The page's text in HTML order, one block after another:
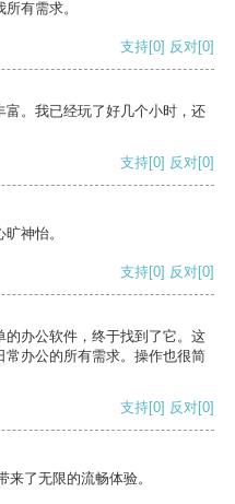
有需求。
支持[0] 反对[0]
。我已经玩了好几个小时，还
支持[0] 反对[0]
神怡。
支持[0] 反对[0]
办公软件，终于找到了它。这
办公的所有需求。操作也很简
支持[0] 反对[0]
了无限的流畅体验。